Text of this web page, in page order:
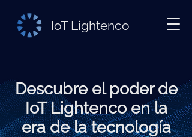
IoT Lightenco
Descubre el poder de
IoT Lightenco en la
era de la tecnología